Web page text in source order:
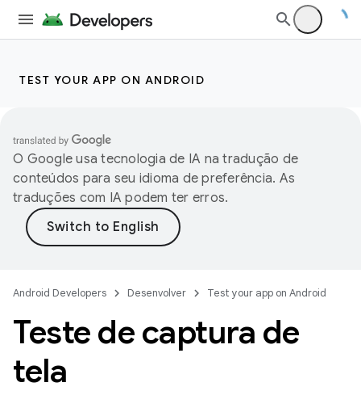
TEST YOUR APP ON ANDROID
O Google usa tecnologia de IA na tradução de
conteúdos para seu idioma de preferência. As
traduções com IA podem ter erros.
Android Developers Desenvolver Test your app on Android
Teste de captura de
tela